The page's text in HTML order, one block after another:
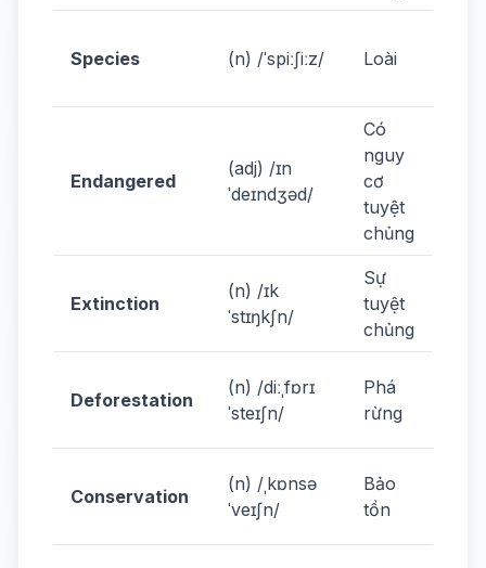
Species (n) /ˈspiːʃiːz/ Loài
Endangered
(adj) /ɪn
ˈdeɪndʒəd/
Có
nguy
cơ
tuyệt
chủng
Extinction
(n) /ɪk
ˈstɪŋkʃn/
Sự
tuyệt
chủng
Deforestation
(n) /diːˌfɒrɪ
ˈsteɪʃn/
Phá
rừng
Conservation
(n) /ˌkɒnsə
ˈveɪʃn/
Bảo
tồn